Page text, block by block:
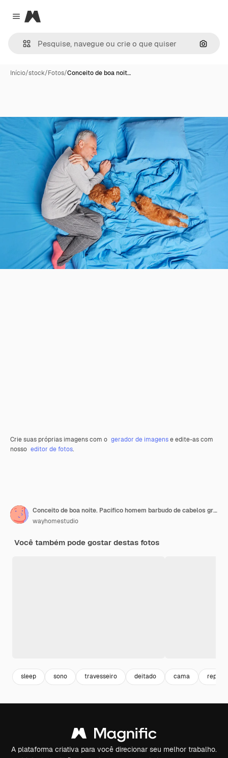
Close menu
Magnific
Início/stock/Fotos/Conceito de boa noit…
Crie suas próprias imagens com o gerador de imagense edite-as com
nosso editor de fotos.
Conceito de boa noite. Pacífico homem barbudo de cabelos grisalhos que dorme com dois cachorrinhos na cama relaxa depois de um árduo dia de trabalho curtindo ambiente doméstico usa pijama confortável e meias tem bons sonhos
wayhomestudio
Você também pode gostar destas fotos
sleep sono travesseiro deitado cama
A plataforma criativa para você direcionar seu melhor trabalho.